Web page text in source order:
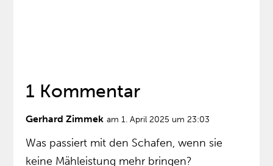
1 Kommentar
Gerhard Zimmek am 1. April 2025 um 23:03
Was passiert mit den Schafen, wenn sie
keine Mähleistung mehr bringen?